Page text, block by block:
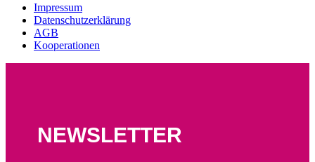
Impressum
Datenschutzerklärung
AGB
Kooperationen